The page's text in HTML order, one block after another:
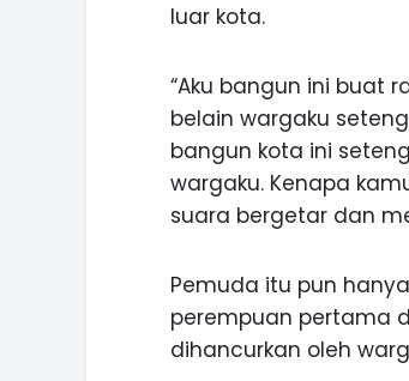
luar kota.
“Aku bangun ini buat
belain wargaku
bangun kota ini
wargaku. Kenapa
suara bergetar dan
Pemuda itu pun
perempuan pertama
dihancurkan oleh
MANIS, LEGIT, DAN
DURIAN